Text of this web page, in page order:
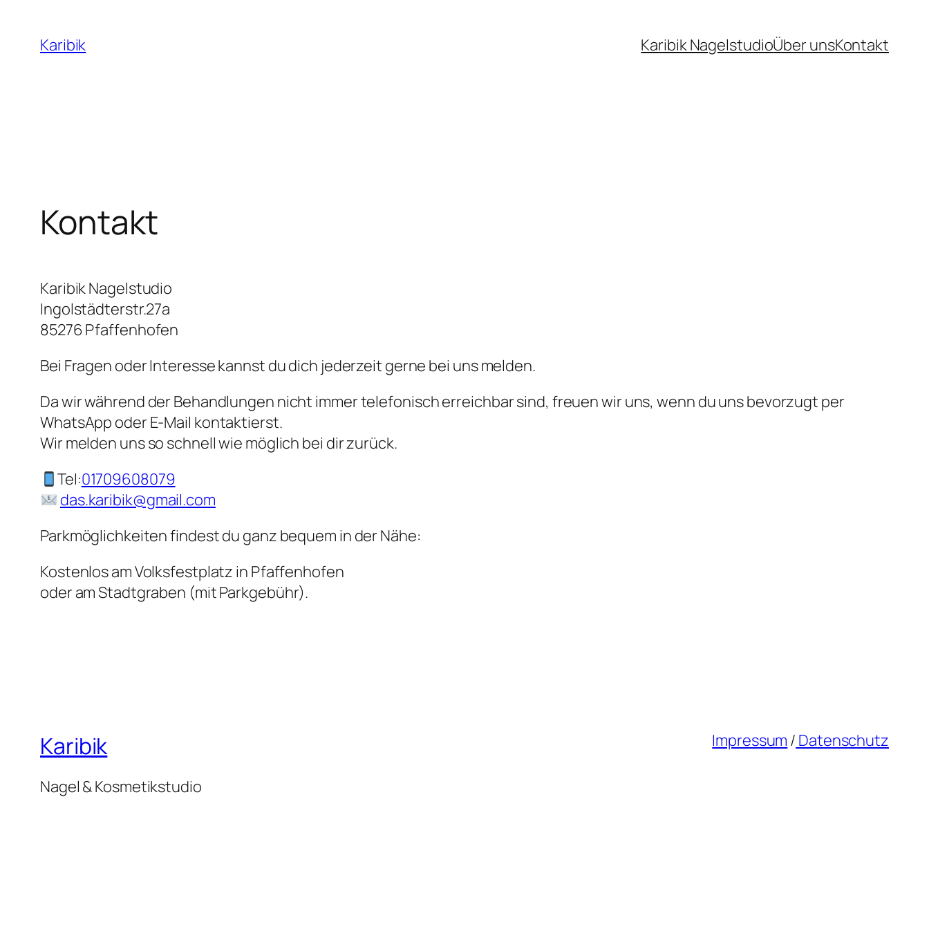
Inhalt
springen
Karibik Karibik NagelstudioÜber unsKontakt
Kontakt
Karibik Nagelstudio
Ingolstädterstr.27a
85276 Pfaffenhofen
Bei Fragen oder Interesse kannst du dich jederzeit gerne bei uns melden.
Da wir während der Behandlungen nicht immer telefonisch erreichbar sind, freuen wir uns, wenn du uns bevorzugt per
WhatsApp oder E-Mail kontaktierst.
Wir melden uns so schnell wie möglich bei dir zurück.
Tel:01709608079
das.karibik@gmail.com
Parkmöglichkeiten findest du ganz bequem in der Nähe:
Kostenlos am Volksfestplatz in Pfaffenhofen
oder am Stadtgraben (mit Parkgebühr).
Karibik
Nagel & Kosmetikstudio
Impressum / Datenschutz